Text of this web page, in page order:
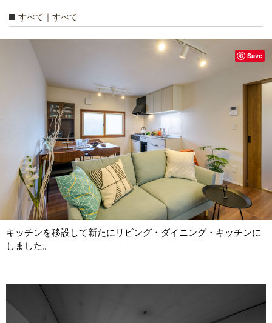
すべて｜すべて
キッチンを移設して新たにリビング・ダイニング・キッチンに
しました。
Save